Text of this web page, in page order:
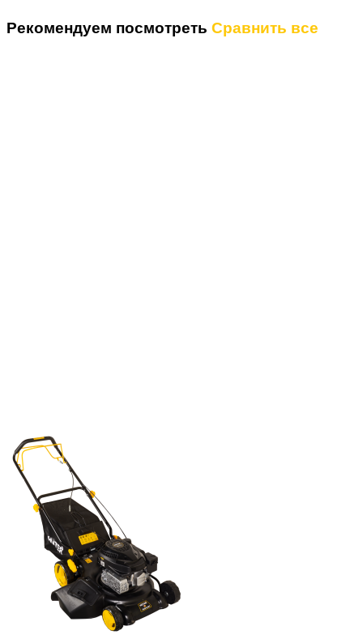
Рекомендуем посмотреть Сравнить все